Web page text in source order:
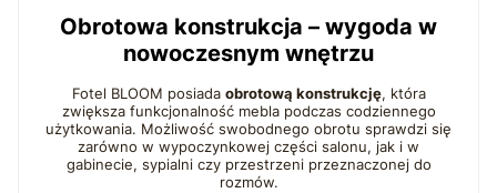
Obrotowa konstrukcja – wygoda w
nowoczesnym wnętrzu
Fotel BLOOM posiada obrotową konstrukcję, która
zwiększa funkcjonalność mebla podczas codziennego
użytkowania. Możliwość swobodnego obrotu sprawdzi się
zarówno w wypoczynkowej części salonu, jak i w
gabinecie, sypialni czy przestrzeni przeznaczonej do
rozmów.